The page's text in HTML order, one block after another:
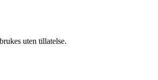
uten tillatelse.